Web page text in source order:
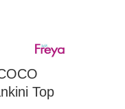
Top